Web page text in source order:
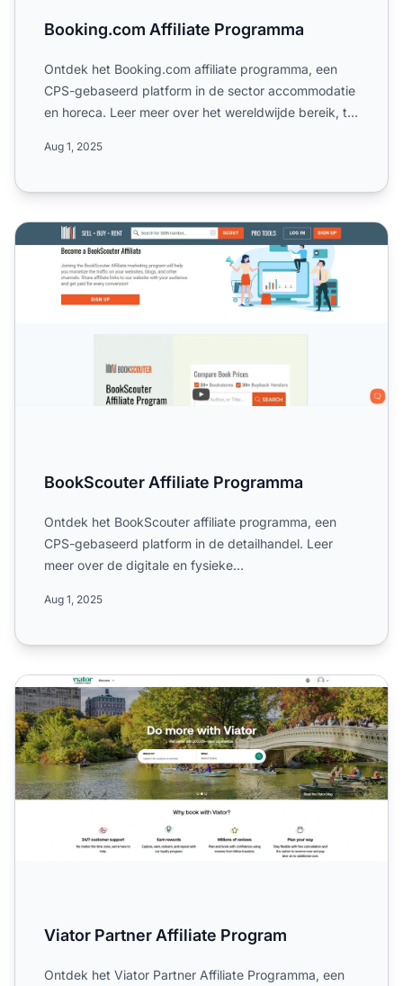
Booking.com Affiliate Programma
Ontdek het Booking.com affiliate programma, een
CPS-gebaseerd platform in de sector accommodatie
en horeca. Leer meer over het wereldwijde bereik, tot
Aug 1, 2025
BookScouter Affiliate Programma
BookScouter Affiliate Programma
Ontdek het BookScouter affiliate programma, een
CPS-gebaseerd platform in de detailhandel. Leer
meer over de digitale en fysieke
Aug 1, 2025
Viator Partner Affiliate Program
Viator Partner Affiliate Program
Ontdek het Viator Partner Affiliate Programma, een